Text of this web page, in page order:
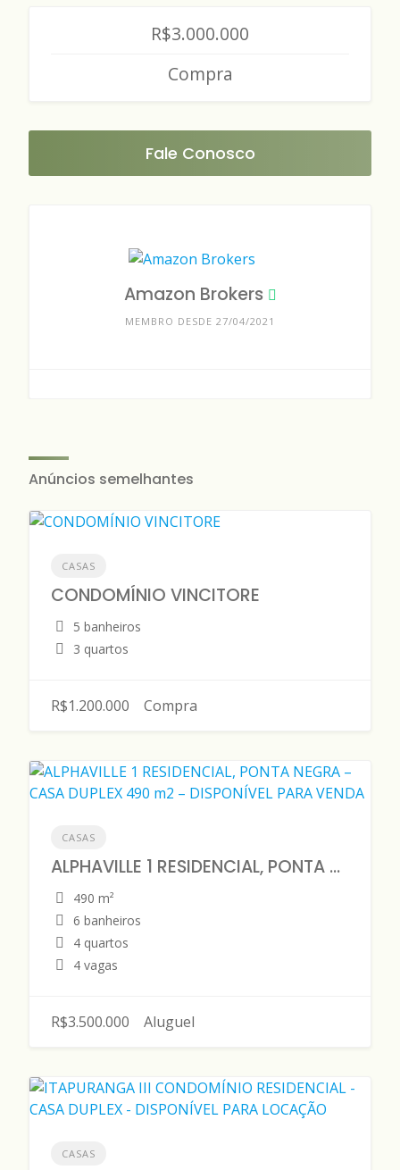
R$3.000.000
Compra
Fale Conosco
Amazon Brokers
MEMBRO DESDE 27/04/2021
Anúncios semelhantes
CASAS
CONDOMÍNIO VINCITORE
5 banheiros
3 quartos
R$1.200.000 Compra
CASAS
ALPHAVILLE 1 RESIDENCIAL, PONTA NEGRA – CASA DUPLEX 490 m2 – DISPONÍVEL PARA VENDA
490 m²
6 banheiros
4 quartos
4 vagas
R$3.500.000 Aluguel
CASAS